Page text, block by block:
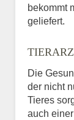
bekommt
geliefert.
Die
der nicht
Tieres
auch